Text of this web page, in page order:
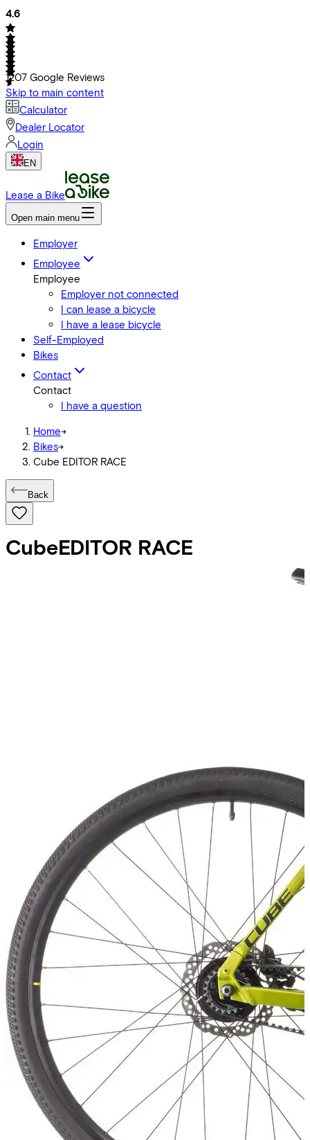
4.6
1207 Google Reviews
Skip to main content
Calculator
Dealer Locator
Login
EN
Lease a Bike
Open main menu
Employer
Employee
Employee
Employer not connected
I can lease a bicycle
I have a lease bicycle
Self-Employed
Bikes
Contact
Contact
I have a question
Home->
Bikes->
Cube EDITOR RACE
Back
CubeEDITOR RACE